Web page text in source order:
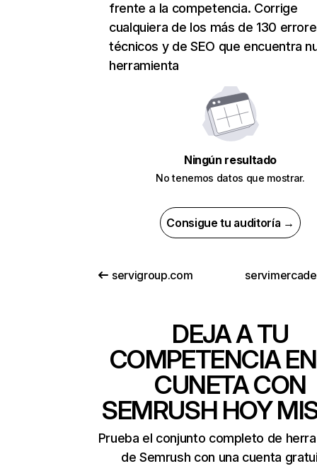
frente a la competencia. Corrige
cualquiera de los más de 130
técnicos y de SEO que encuentra
herramienta
Ningún resultado
No tenemos datos que mostrar.
Consigue tu auditoría →
servigroup.com
DEJA A TU
COMPETENCIA
CUNETA CON
SEMRUSH HOY
Prueba el conjunto completo de
de Semrush con una cuenta